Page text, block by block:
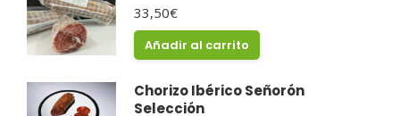
33,50€
Añadir al carrito
Chorizo Ibérico Señorón
Selección